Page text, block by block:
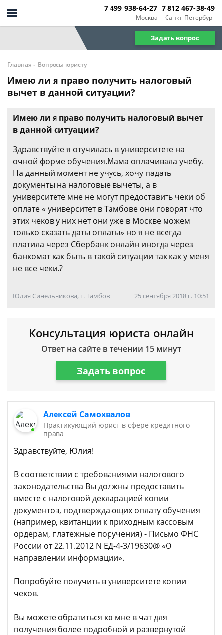
Москва
7 499 938-64-27
Санкт-Петербург
7 812 467-38-49
Задать вопрос
Главная - Вопросы юристу
Имею ли я право получить налоговый
вычет в данной ситуации?
Имею ли я право получить налоговый вычет
в данной ситуации?
Здравствуйте я отучилась в университете на
очной форме обучения.Мама оплачивала учебу.
На данный момент не учусь, хочу падать
документы на налоговые вычеты, а в
университете мне не могут предоставить чеки об
оплате « университет в Тамбове они говорят что
этих чеков у них нет они уже в Москве можем
только сказать даты оплаты» но я не всегда
платила через Сбербанк онлайн иногда через
банкомат как быть в такой ситуации так как у меня
не все чеки.?
Юлия Синельникова, г. Тамбов 25 сентября 2018 г. 10:51
Консультация юриста онлайн
Ответ на сайте в течении 15 минут
Задать вопрос
Алексей Самохвалов
Практикующий юрист в сфере кредитного
права
Здравствуйте, Юлия!
В соответствии с требованиями налогового
законодательства Вы должны предоставить
вместе с налоговой декларацией копии
документов, подтверждающих оплату обучения
(например, квитанции к приходным кассовым
ордерам, платежные поручения) - Письмо ФНС
России от 22.11.2012 N ЕД-4-3/19630@ «О
направлении информации».
Попробуйте получить в университете копии
чеков.
Вы можете обратиться ко мне в чат для
получения более подробной и развернутой